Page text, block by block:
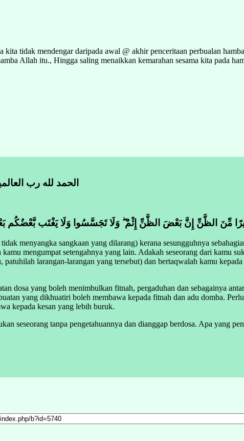
tidak mendengar daripada awal @ akhir penceritaan perbualan
Allah itu., Hingga saling menaikkan kemarahan sesama kita pada
الحمد لله رب
كَثِيرًا مِّنَ الظَّنِّ إِنَّ بَعْضَ الظَّنِّ إِثْمٌ ۖ وَلَا تَجَسَّسُوا وَلَا يَغْتَب
menyangka sangkaan yang dilarang) kerana sesungguhnya
mengumpat setengahnya yang lain. Adakah seseorang dari kamu
larangan-larangan yang tersebut) dan bertaqwalah kamu
dosa yang boleh menimbulkan fitnah, pergaduhan dan sebagainya
yang dikhuatiri boleh membawa kepada fitnah dan adu domba.
kepada kesan yang lebih buruk.
seseorang tanpa pengetahuannya dan dianggap berdosa. Apa yang